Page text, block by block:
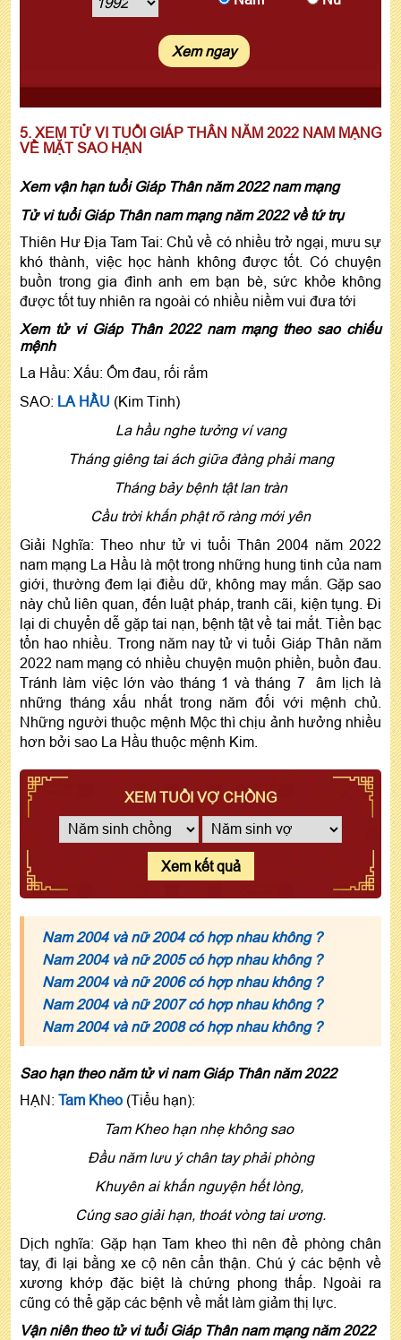
5. XEM TỬ VI TUỔI GIÁP THÂN NĂM 2022 NAM MẠNG
VỀ MẶT SAO HẠN
Xem vận hạn tuổi Giáp Thân năm 2022 nam mạng
Tử vi tuổi Giáp Thân nam mạng năm 2022 về tứ trụ
Thiên Hư Địa Tam Tai: Chủ về có nhiều trở ngại, mưu sự
khó thành, việc học hành không được tốt. Có chuyện
buồn trong gia đình anh em bạn bè, sức khỏe không
được tốt tuy nhiên ra ngoài có nhiều niềm vui đưa tới
Xem tử vi Giáp Thân 2022 nam mạng theo sao chiếu
mệnh
La Hầu: Xấu: Ốm đau, rối rắm
SAO: LA HẦU (Kim Tinh)
La hầu nghe tưởng ví vang
Tháng giêng tai ách giữa đàng phải mang
Tháng bảy bệnh tật lan tràn
Cầu trời khấn phật rõ ràng mới yên
Giải Nghĩa: Theo như tử vi tuổi Thân 2004 năm 2022
nam mạng La Hầu là một trong những hung tinh của nam
giới, thường đem lại điều dữ, không may mắn. Gặp sao
này chủ liên quan, đến luật pháp, tranh cãi, kiện tụng. Đi
lại di chuyển dễ gặp tai nạn, bệnh tật về tai mắt. Tiền bạc
tổn hao nhiều. Trong năm nay tử vi tuổi Giáp Thân năm
2022 nam mạng có nhiều chuyện muộn phiền, buồn đau.
Tránh làm việc lớn vào tháng 1 và tháng 7 âm lịch là
những tháng xấu nhất trong năm đối với mệnh chủ.
Những người thuộc mệnh Mộc thì chịu ảnh hưởng nhiều
hơn bởi sao La Hầu thuộc mệnh Kim.
XEM TUỔI VỢ CHỒNG
Xem kết quả
Nam 2004 và nữ 2004 có hợp nhau không ?
Nam 2004 và nữ 2005 có hợp nhau không ?
Nam 2004 và nữ 2006 có hợp nhau không ?
Nam 2004 và nữ 2007 có hợp nhau không ?
Nam 2004 và nữ 2008 có hợp nhau không ?
Sao hạn theo năm tử vi nam Giáp Thân năm 2022
HẠN: Tam Kheo (Tiểu hạn):
Tam Kheo hạn nhẹ không sao
Đầu năm lưu ý chân tay phải phòng
Khuyên ai khấn nguyện hết lòng,
Cúng sao giải hạn, thoát vòng tai ương.
Dịch nghĩa: Gặp hạn Tam kheo thì nên đề phòng chân
tay, đi lại bằng xe cộ nên cẩn thận. Chú ý các bệnh về
xương khớp đặc biệt là chứng phong thấp. Ngoài ra
cũng có thể gặp các bệnh về mắt làm giảm thị lực.
Vận niên theo tử vi tuổi Giáp Thân nam mạng năm 2022